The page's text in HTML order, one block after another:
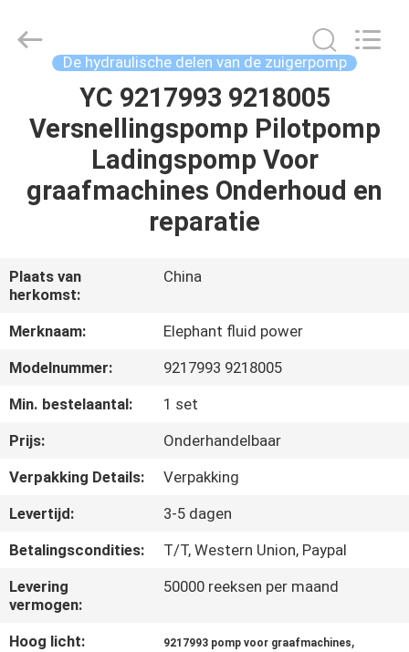
PRODUCTEN
ONGEVEER
FABRIEKSREIS
KWALITEITSCONTROLE
CONTACTEER
ONS
NIEUWS
GEVALLEN
Fluid
Power
De hydraulische delen van de zuigerpomp
YC 9217993 9218005
Versnellingspomp Pilotpomp
Ladingspomp Voor
graafmachines Onderhoud en
reparatie
Plaats van
herkomst:
China
Merknaam:
Elephant fluid power
Modelnummer:
9217993 9218005
Min. bestelaantal:
1 set
Prijs:
Onderhandelbaar
Verpakking Details:
Verpakking
Levertijd:
3-5 dagen
Betalingscondities:
T/T, Western Union, Paypal
Levering
vermogen:
50000 reeksen per maand
Hoog licht: 9217993 pomp voor graafmachines,